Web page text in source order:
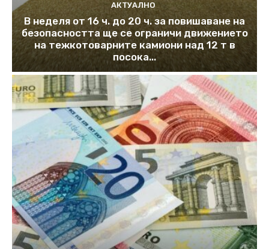
АКТУАЛНО
В неделя от 16 ч. до 20 ч. за повишаване на
безопасността ще се ограничи движението
на тежкотоварните камиони над 12 т в
посока...